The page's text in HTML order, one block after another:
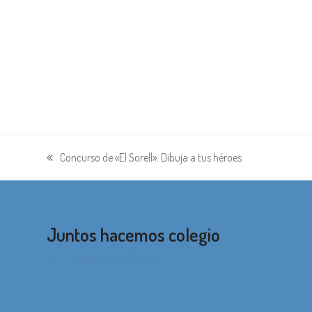
entrada
anterior:
Concurso de «El Sorell»: Dibuja a tus héroes
Juntos hacemos colegio